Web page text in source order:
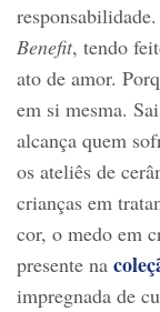
Benefit, tendo
ato de amor.
em si mesma.
alcança quem
os ateliês de
crianças em
cor, o medo em
presente na
impregnada de